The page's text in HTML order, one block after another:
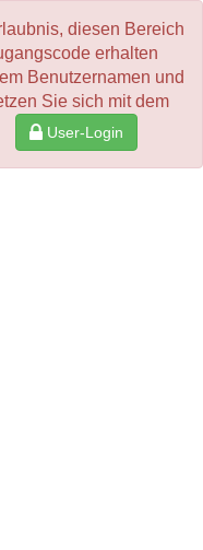
diesen Bereich
erhalten
Benutzernamen und
Sie sich mit dem
User-Login